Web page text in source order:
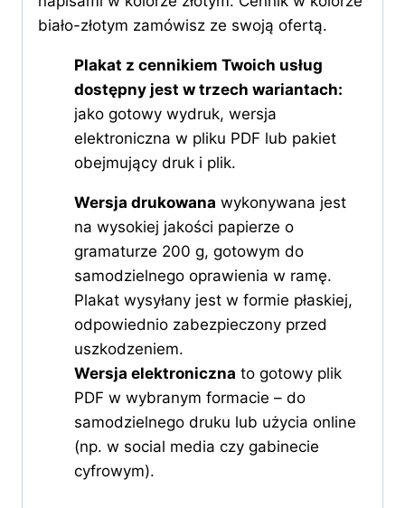
biało-złotym zamówisz ze swoją ofertą.
Plakat z cennikiem Twoich usług
dostępny jest w trzech wariantach:
jako gotowy wydruk, wersja
elektroniczna w pliku PDF lub pakiet
obejmujący druk i plik.
Wersja drukowana wykonywana jest
na wysokiej jakości papierze o
gramaturze 200 g, gotowym do
samodzielnego oprawienia w ramę.
Plakat wysyłany jest w formie płaskiej,
odpowiednio zabezpieczony przed
uszkodzeniem.
Wersja elektroniczna to gotowy plik
PDF w wybranym formacie – do
samodzielnego druku lub użycia online
(np. w social media czy gabinecie
cyfrowym).